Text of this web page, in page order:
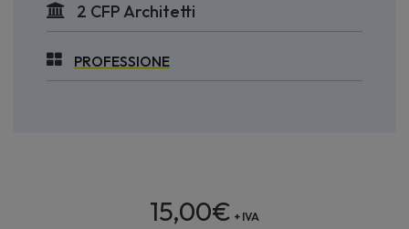
2 CFP Architetti
PROFESSIONE
15,00€ + IVA